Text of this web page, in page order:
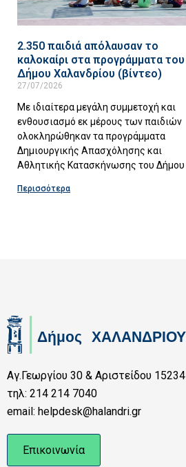
2.350 παιδιά απόλαυσαν το
καλοκαίρι στα προγράμματα του
Δήμου Χαλανδρίου (βίντεο)
27/07/2026
Με ιδιαίτερα μεγάλη συμμετοχή και
ενθουσιασμό εκ μέρους των παιδιών
ολοκληρώθηκαν τα προγράμματα
Δημιουργικής Απασχόλησης και
Αθλητικής Κατασκήνωσης του Δήμου
Περισσότερα
Αγ.Γεωργίου 30 & Αριστείδου 15234
τηλ: 214 214 7040
email: helpdesk@halandri.gr
Επικοινωνία